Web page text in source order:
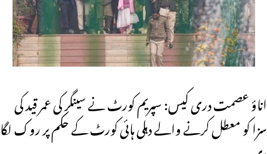
اناؤ عصمت دری کیس: سپریم کورٹ نے سینگر کی عمر قید کی
سزا کو معطل کرنے والے دہلی ہائی کورٹ کے حکم پر روک لگا